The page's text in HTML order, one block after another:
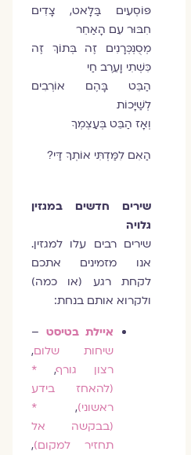
פּוֹסְעִים בַּלָּאט, צָדִים
חִבּוּר עִם הָאַחֵר
מְסֻנְכְּרָנִים זֶה בְּתוֹךְ זֶה
כִּשְׁתִי וָעֵרֶב חַי
הַבֵּט בָּהֶם אוֹרְבִים
לְשַׁיָּכוֹת
וְאָז הַבֵּט בְּעַצְמְךָ
הַאִם לִמַּדְתִּי אוֹתְךָ דַּי?
שירים חדשים במגזין
גלויה
שירים רבים עלו למגזין.
אנו מזמינים אתכם
לקחת רגע (או כמה)
ולקרוא אותם בנחת:
איילת בטיסט–
שיחות שלום,
רצון גורף,
(להאחז בידע
ראשוני),
(בבקשה אל
תחזיר למקום),